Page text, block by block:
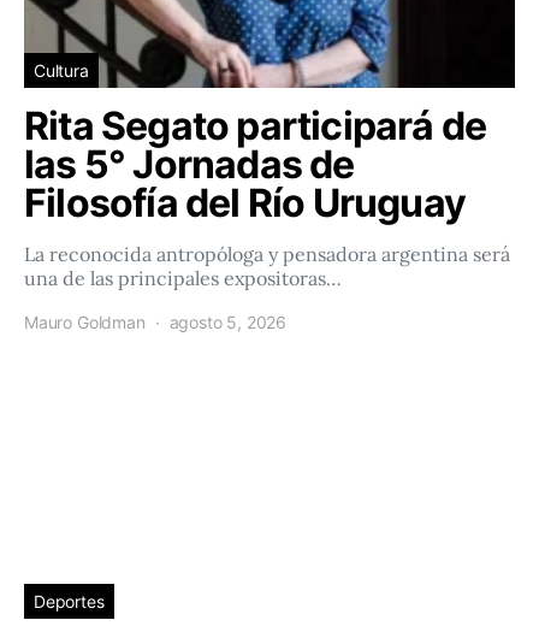
Cultura
Rita Segato participará de
las 5° Jornadas de
Filosofía del Río Uruguay
La reconocida antropóloga y pensadora argentina será
una de las principales expositoras…
Mauro Goldman agosto 5, 2026
Deportes